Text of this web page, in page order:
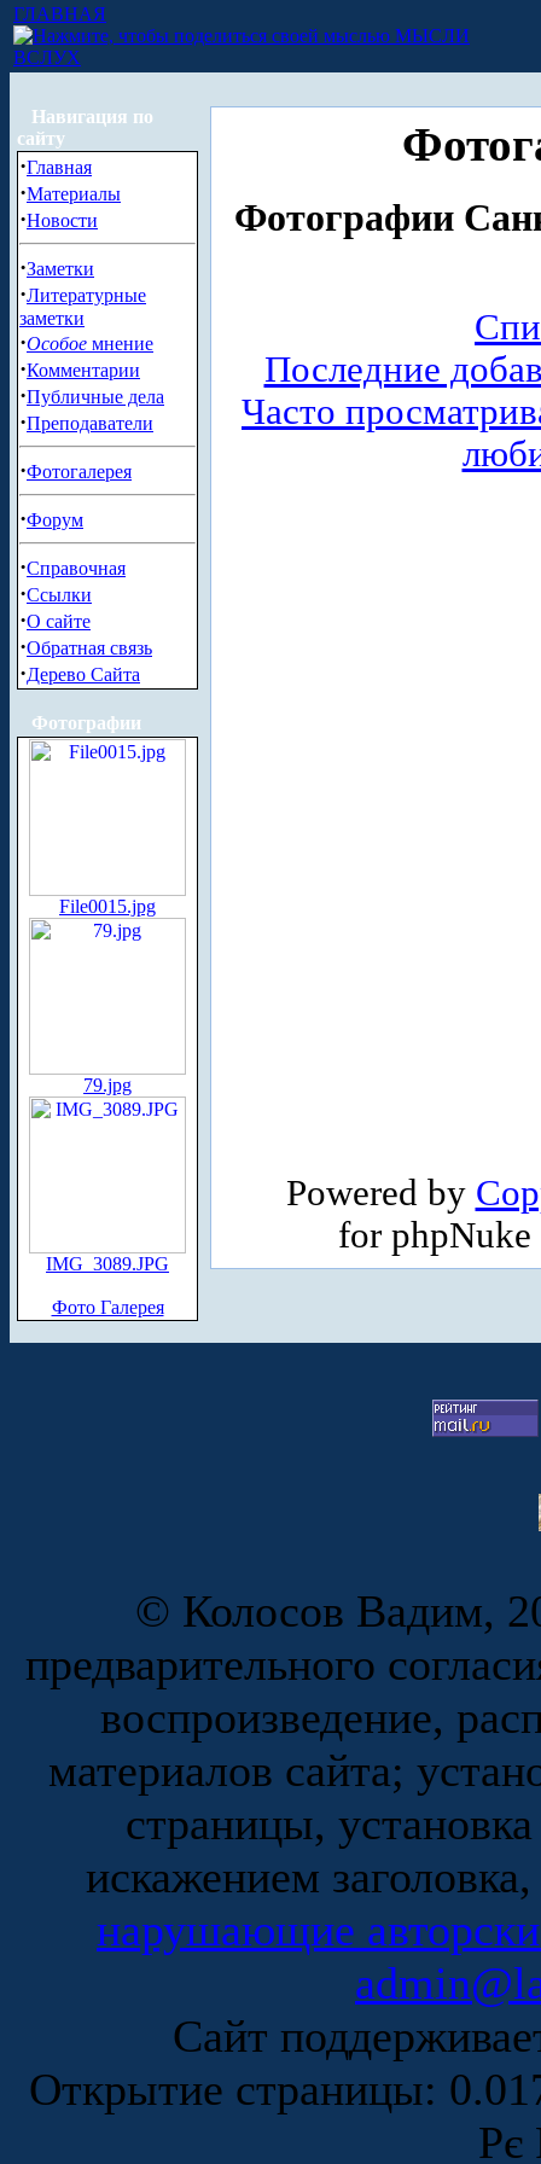
ГЛАВНАЯ
МЫСЛИ
ВСЛУХ
Навигация по
сайту
·Главная
·Материалы
·Новости
·Заметки
·Литературные
заметки
·Особое мнение
·Комментарии
·Публичные дела
·Преподаватели
·Фотогалерея
·Форум
·Справочная
·Ссылки
·О сайте
·Обратная связь
·Дерево Сайта
Фотографии
File0015.jpg
79.jpg
IMG_3089.JPG
Фото Галерея
Фотографии
Последние
Часто
Powered by
for
© Колосов Вадим,
предварительного
воспроизведение,
материалов сайта;
страницы,
искажением
нарушающие
Сайт
Открытие страницы:
Рє